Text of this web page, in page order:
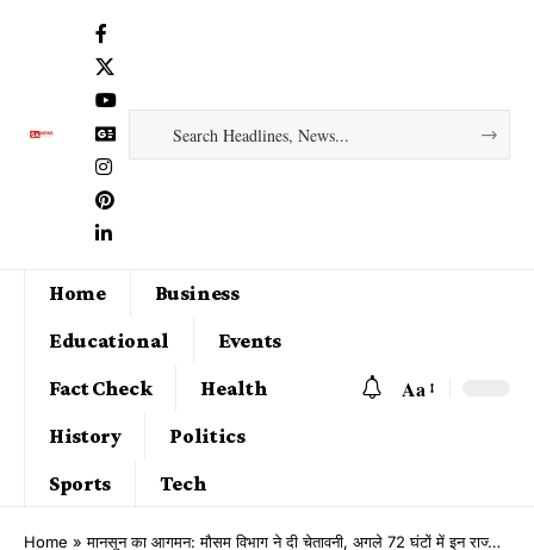
Home
Business
Educational
Events
Fact Check
Health
History
Politics
Sports
Tech
Aa
Home »​मानसून का आगमन: मौसम विभाग ने दी चेतावनी, अगले 72 घंटों में इन राज्यों में होगी मूसलाधार बारिश